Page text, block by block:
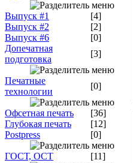
Выпуск #1
[4]
Выпуск #2
[2]
Выпуск #6
[0]
Допечатная
подготовка
[3]
Печатные
технологии
[0]
Офсетная печать
[36]
Глубокая печать
[12]
Postpress
[0]
ГОСТ, ОСТ [11]